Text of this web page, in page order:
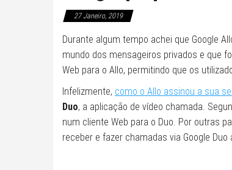
27 Janeiro, 2019
Durante algum tempo achei que Google
mundo dos mensageiros privados e que
Web para o Allo, permitindo que os
Infelizmente, como o Allo assinou a sua
Duo, a aplicação de vídeo chamada.
num cliente Web para o Duo. Por outras
receber e fazer chamadas via Google